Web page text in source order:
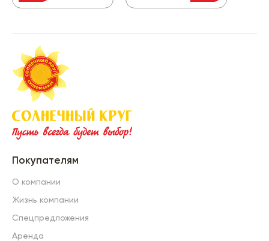
Покупателям
О компании
Жизнь компании
Спецпредложения
Аренда